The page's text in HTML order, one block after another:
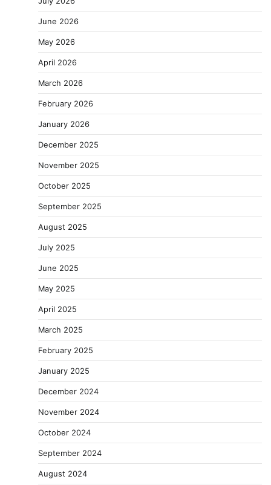
June 2026
May 2026
April 2026
March 2026
February 2026
January 2026
December 2025
November 2025
October 2025
September 2025
August 2025
July 2025
June 2025
May 2025
April 2025
March 2025
February 2025
January 2025
December 2024
November 2024
October 2024
September 2024
August 2024